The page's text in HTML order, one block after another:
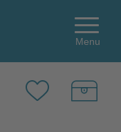
Menu